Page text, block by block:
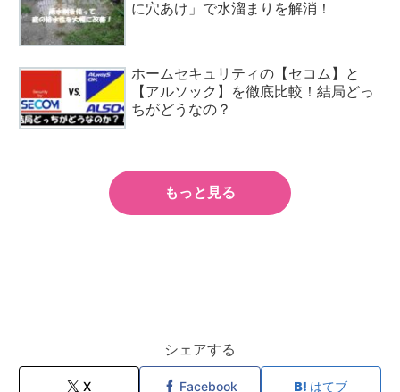
に穴あけ」で水溜まりを解消！
ホームセキュリティの【セコム】と
【アルソック】を徹底比較！結局どっ
ちがどうなの？
もっと見る
シェアする
X Facebook はてブ